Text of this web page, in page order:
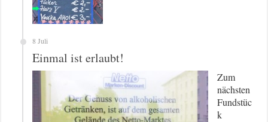
8 Juli
Einmal ist erlaubt!
Zum
nächsten
Fundstüc
k